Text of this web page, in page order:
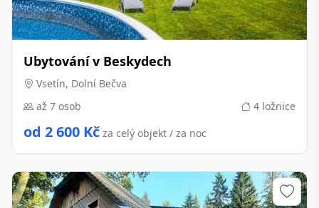
Ubytování v Beskydech
Vsetín, Dolní Bečva
až 7 osob
4 ložnice
od 2 600 Kč za celý objekt / za noc